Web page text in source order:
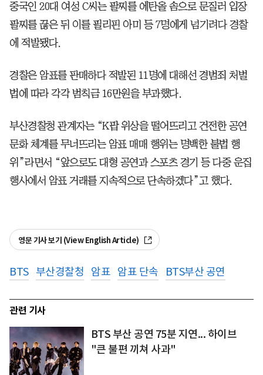
중국인 20대 여성 C씨는 팔찌를 에탄올 솜으로 문질러 입장
팔찌를 끊은 뒤 이를 필리핀 아미 등 7명에게 넘기려다 경찰
에 적발됐다.
경찰은 암표를 판매하다 적발된 11명에 대해선 경범죄 처벌
법에 따라 각각 범칙금 16만원을 부과했다.
부산경찰청 관계자는 “K팝 위상을 떨어뜨리고 건전한 공연
문화 체계를 무너뜨리는 암표 매매 행위는 명백한 불법 행
위”라면서 “앞으로도 대형 공연과 스포츠 경기 등 다중 운집
행사에서 암표 거래를 지속적으로 단속하겠다”고 했다.
영문 기사 보기 (View English Article)
BTS 부산경찰청 암표 암표 단속 BTS부산 공연
관련 기사
BTS 부산 공연 75분 지연... 하이브
"큰 불편 끼쳐 사과"